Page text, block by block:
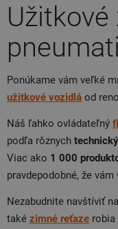
Užitkové
Ponúkame vám veľké
užitkové vozidlá od
Náš ľahko ovládateľný
podľa rôznych
Viac ako 1 000
pravdepodobné, že
Nezabudnite navštíviť
také zimné reťaze robia